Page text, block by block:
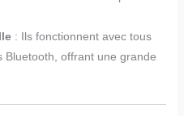
: Ils fonctionnent avec tous
Bluetooth, offrant une grande